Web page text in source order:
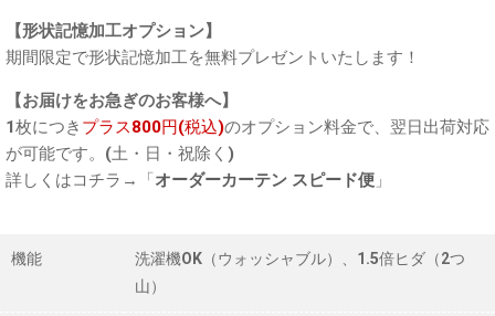
【形状記憶加工オプション】
期間限定で形状記憶加工を無料プレゼントいたします！
【お届けをお急ぎのお客様へ】
1枚につき プラス800円(税込)のオプション料金で、翌日出荷対応
が可能です。(土・日・祝除く)
詳しくはコチラ→「オーダーカーテン スピード便 」
機能
洗濯機OK（ウォッシャブル）、1.5倍ヒダ（2つ
山）